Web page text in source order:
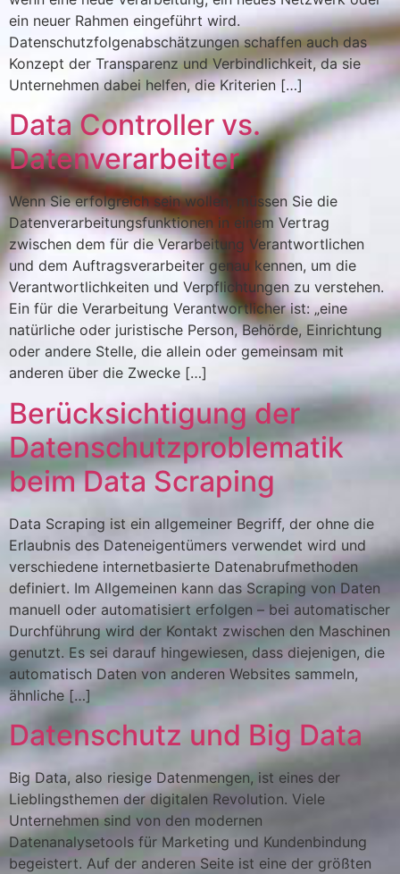
ein neuer Rahmen eingeführt wird.
Datenschutzfolgenabschätzungen schaffen auch das
Konzept der Transparenz und Verbindlichkeit, da sie
Unternehmen dabei helfen, die Kriterien […]
Data Controller vs.
Datenverarbeiter
Wenn Sie erfolgreich sein wollen, müssen Sie die
Datenverarbeitungsfunktionen in einem Vertrag
zwischen dem für die Verarbeitung Verantwortlichen
und dem Auftragsverarbeiter genau kennen, um die
Verantwortlichkeiten und Verpflichtungen zu verstehen.
Ein für die Verarbeitung Verantwortlicher ist: „eine
natürliche oder juristische Person, Behörde, Einrichtung
oder andere Stelle, die allein oder gemeinsam mit
anderen über die Zwecke […]
Berücksichtigung der
Datenschutzproblematik
beim Data Scraping
Data Scraping ist ein allgemeiner Begriff, der ohne die
Erlaubnis des Dateneigentümers verwendet wird und
verschiedene internetbasierte Datenabrufmethoden
definiert. Im Allgemeinen kann das Scraping von Daten
manuell oder automatisiert erfolgen – bei automatischer
Durchführung wird der Kontakt zwischen den Maschinen
genutzt. Es sei darauf hingewiesen, dass diejenigen, die
automatisch Daten von anderen Websites sammeln,
ähnliche […]
Datenschutz und Big Data
Big Data, also riesige Datenmengen, ist eines der
Lieblingsthemen der digitalen Revolution. Viele
Unternehmen sind von den modernen
Datenanalysetools für Marketing und Kundenbindung
begeistert. Auf der anderen Seite ist eine der größten